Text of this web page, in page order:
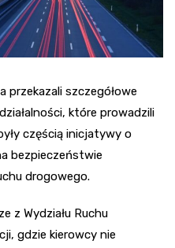
przekazali szczegółowe
które prowadzili
częścią inicjatywy o
bezpieczeństwie
drogowego.
z Wydziału Ruchu
gdzie kierowcy nie